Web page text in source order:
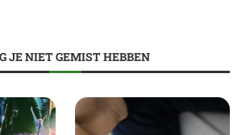
JE NIET GEMIST HEBBEN